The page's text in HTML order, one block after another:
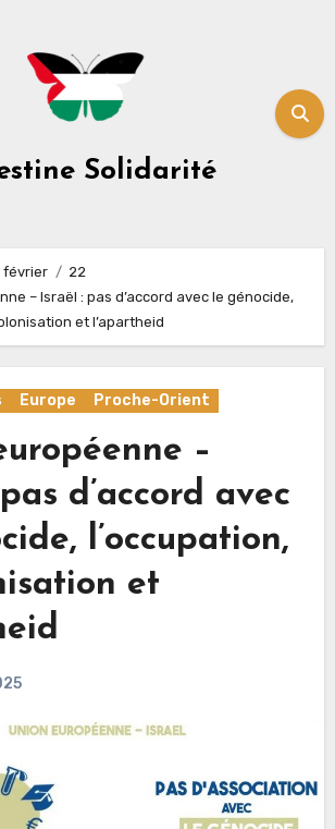
Solidarité
février
22
– Israël : pas d’accord avec le génocide,
et l’apartheid
Europe Proche-Orient
–
d’accord avec
l’occupation,
et